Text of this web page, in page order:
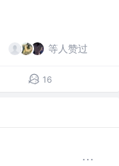
等人赞过
16